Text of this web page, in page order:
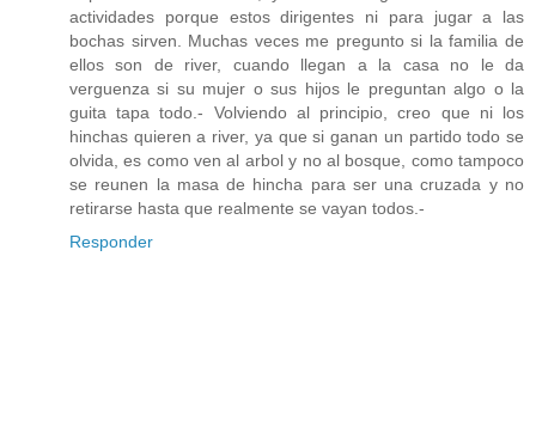
actividades porque estos dirigentes ni para jugar a las
bochas sirven. Muchas veces me pregunto si la familia de
ellos son de river, cuando llegan a la casa no le da
verguenza si su mujer o sus hijos le preguntan algo o la
guita tapa todo.- Volviendo al principio, creo que ni los
hinchas quieren a river, ya que si ganan un partido todo se
olvida, es como ven al arbol y no al bosque, como tampoco
se reunen la masa de hincha para ser una cruzada y no
retirarse hasta que realmente se vayan todos.-
Responder